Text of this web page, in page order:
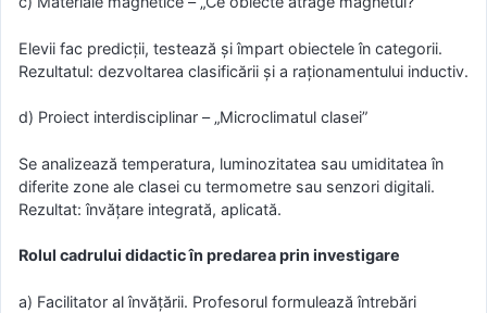
Elevii fac predicții, testează și împart obiectele în categorii.
Rezultatul: dezvoltarea clasificării și a raționamentului inductiv.
d) Proiect interdisciplinar – „Microclimatul clasei”
Se analizează temperatura, luminozitatea sau umiditatea în
diferite zone ale clasei cu termometre sau senzori digitali.
Rezultat: învățare integrată, aplicată.
Rolul cadrului didactic în predarea prin investigare
a) Facilitator al învățării. Profesorul formulează întrebări